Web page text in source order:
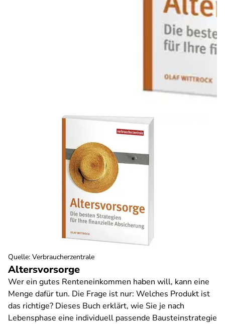
Altersvorsorge
Wer ein gutes Renteneinkommen haben will, kann eine
Menge dafür tun. Die Frage ist nur: Welches Produkt ist
das richtige? Dieses Buch erklärt, wie Sie je nach
Lebensphase eine individuell passende Bausteinstrategie
Quelle: Verbraucherzentrale